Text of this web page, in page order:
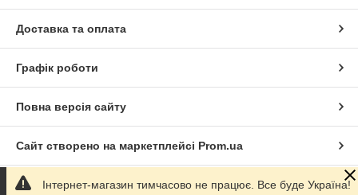
Доставка та оплата
Графік роботи
Повна версія сайту
Сайт створено на маркетплейсі Prom.ua
Політика конфіденційності
Інтернет-магазин тимчасово не працює. Все буде Україна!